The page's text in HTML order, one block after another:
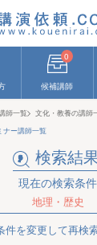
0
候補講師
師一覧 文化・教養の講師
ナー講師一覧
検索結
現在の検索条件
地理・歴史
件を変更して再検